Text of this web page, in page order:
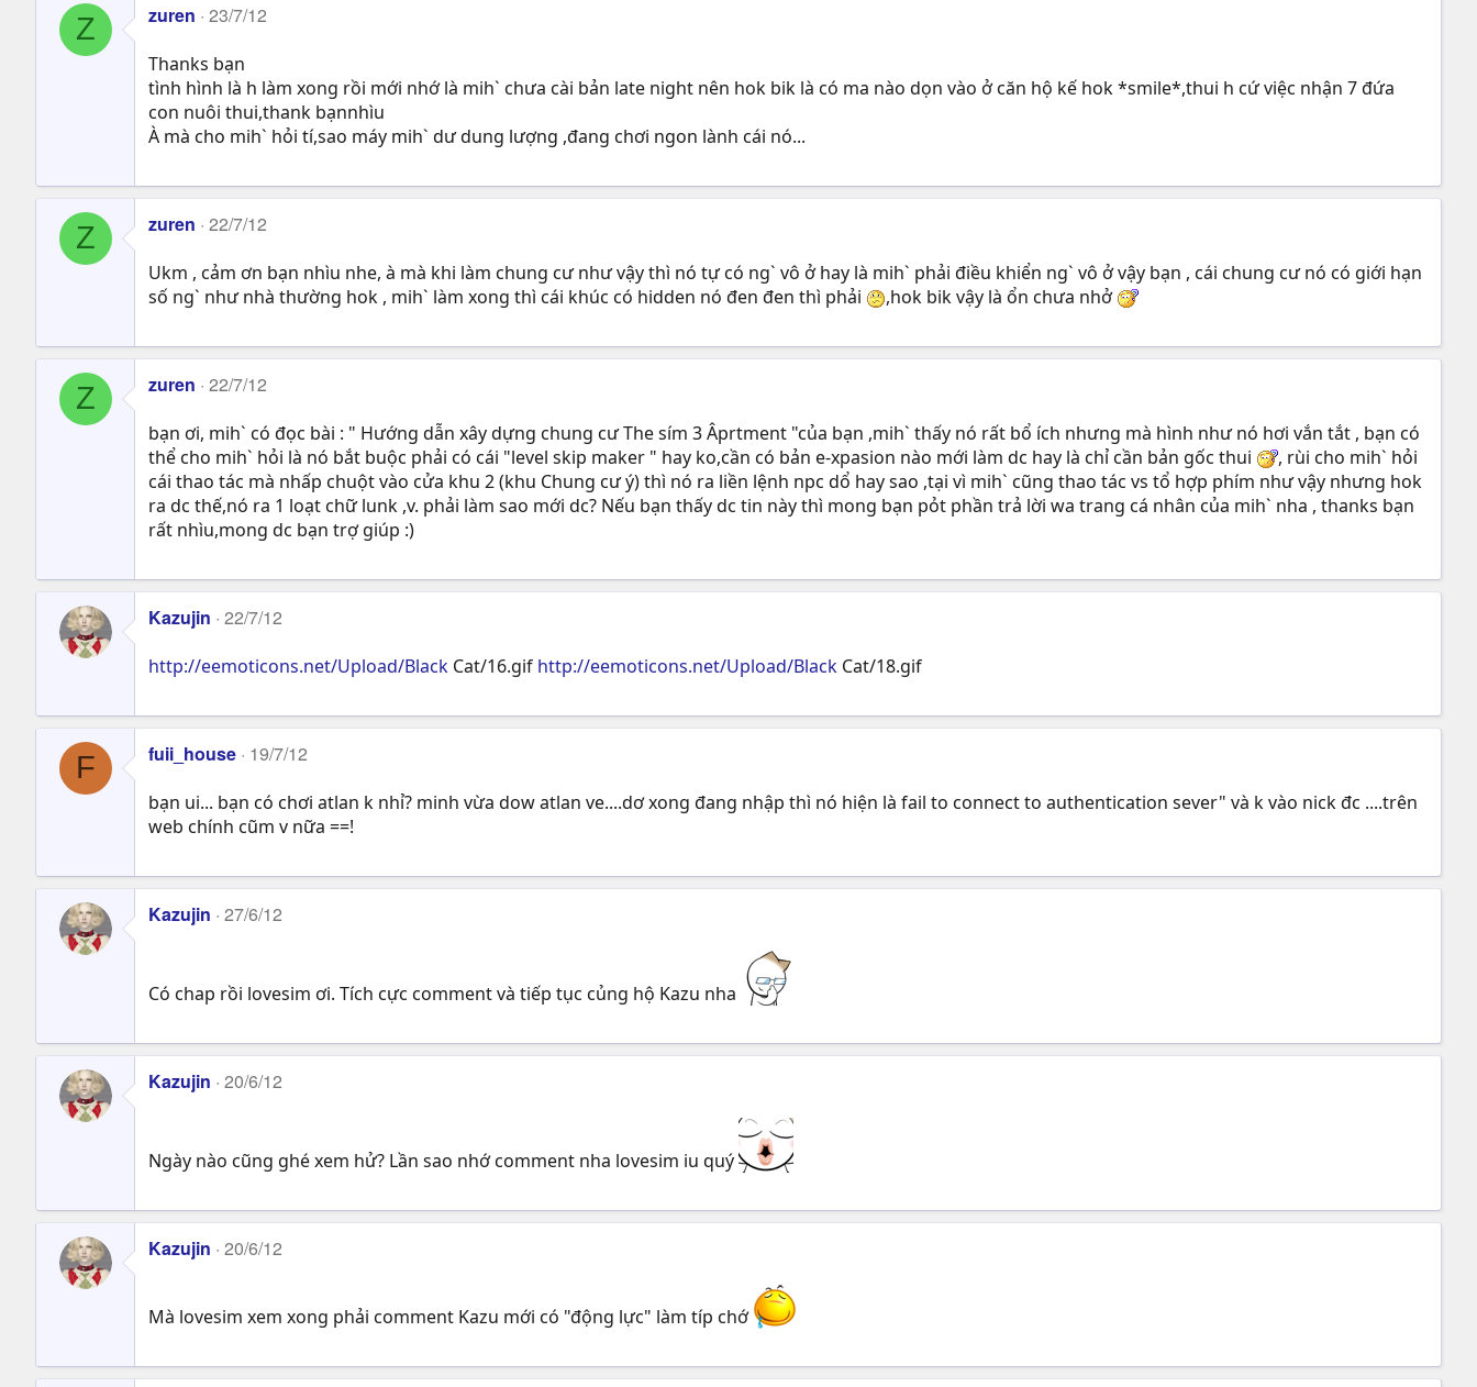
Z zuren 23/7/12
Thanks bạn
tình hình là h làm xong rồi mới nhớ là mih` chưa cài bản late night nên hok bik là có ma nào dọn vào ở căn hộ kế hok *smile*,thui h cứ việc nhận 7 đứa
con nuôi thui,thank bạnnhìu
À mà cho mih` hỏi tí,sao máy mih` dư dung lượng ,đang chơi ngon lành cái nó...
Z zuren 22/7/12
Ukm , cảm ơn bạn nhìu nhe, à mà khi làm chung cư như vậy thì nó tự có ng` vô ở hay là mih` phải điều khiển ng` vô ở vậy bạn , cái chung cư nó có giới hạn
số ng` như nhà thường hok , mih` làm xong thì cái khúc có hidden nó đen đen thì phải
,hok bik vậy là ổn chưa nhở
Z zuren 22/7/12
bạn ơi, mih` có đọc bài : " Hướng dẫn xây dựng chung cư The sím 3 Âprtment "của bạn ,mih` thấy nó rất bổ ích nhưng mà hình như nó hơi vắn tắt , bạn có
thể cho mih` hỏi là nó bắt buộc phải có cái "level skip maker " hay ko,cần có bản e-xpasion nào mới làm dc hay là chỉ cần bản gốc thui
, rùi cho mih` hỏi
cái thao tác mà nhấp chuột vào cửa khu 2 (khu Chung cư ý) thì nó ra liền lệnh npc dổ hay sao ,tại vì mih` cũng thao tác vs tổ hợp phím như vậy nhưng hok
ra dc thế,nó ra 1 loạt chữ lunk ,v. phải làm sao mới dc? Nếu bạn thấy dc tin này thì mong bạn pỏt phần trả lời wa trang cá nhân của mih` nha , thanks bạn
rất nhìu,mong dc bạn trợ giúp :)
Kazujin 22/7/12
http://eemoticons.net/Upload/Black Cat/16.gif http://eemoticons.net/Upload/Black Cat/18.gif
F fuii_house 19/7/12
bạn ui... bạn có chơi atlan k nhỉ? minh vừa dow atlan ve....dơ xong đang nhập thì nó hiện là fail to connect to authentication sever" và k vào nick đc ....trên
web chính cũm v nữa ==!
Kazujin 27/6/12
Có chap rồi lovesim ơi. Tích cực comment và tiếp tục củng hộ Kazu nha
Kazujin 20/6/12
Ngày nào cũng ghé xem hử? Lần sao nhớ comment nha lovesim iu quý
Kazujin 20/6/12
Mà lovesim xem xong phải comment Kazu mới có "động lực" làm típ chớ